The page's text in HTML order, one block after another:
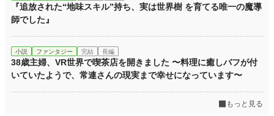
『追放された“地味スキル”持ち、実は世界樹 を育てる唯一の魔導
師でした』
小説 ファンタジー 完結 長編
38歳主婦、VR世界で喫茶店を開きました 〜料理に癒しバフが付
いていたようで、常連さんの現実まで幸せになっています〜
もっと見る